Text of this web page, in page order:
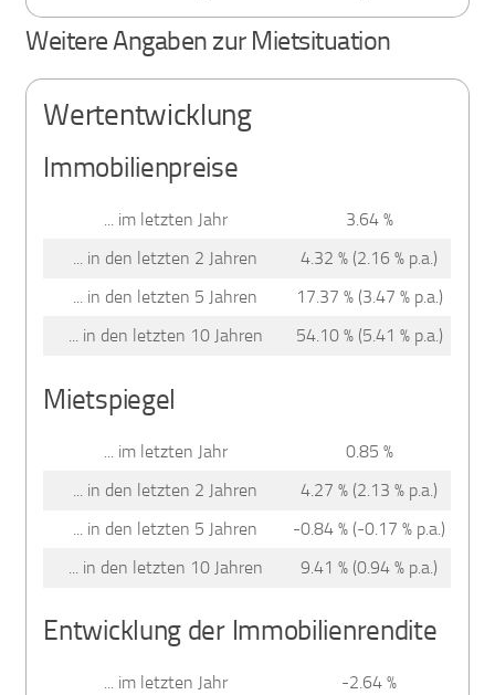
Weitere Angaben zur Mietsituation
Wertentwicklung
Immobilienpreise
... im letzten Jahr
3.64 %
... in den letzten 2 Jahren
4.32 % (2.16 % p.a.)
... in den letzten 5 Jahren
17.37 % (3.47 % p.a.)
... in den letzten 10 Jahren
54.10 % (5.41 % p.a.)
Mietspiegel
... im letzten Jahr
0.85 %
... in den letzten 2 Jahren
4.27 % (2.13 % p.a.)
... in den letzten 5 Jahren
-0.84 % (-0.17 % p.a.)
... in den letzten 10 Jahren
9.41 % (0.94 % p.a.)
Entwicklung der Immobilienrendite
... im letzten Jahr
-2.64 %